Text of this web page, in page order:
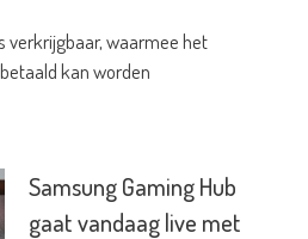
verkrijgbaar, waarmee het
kan worden
Samsung Gaming Hub
gaat vandaag live met